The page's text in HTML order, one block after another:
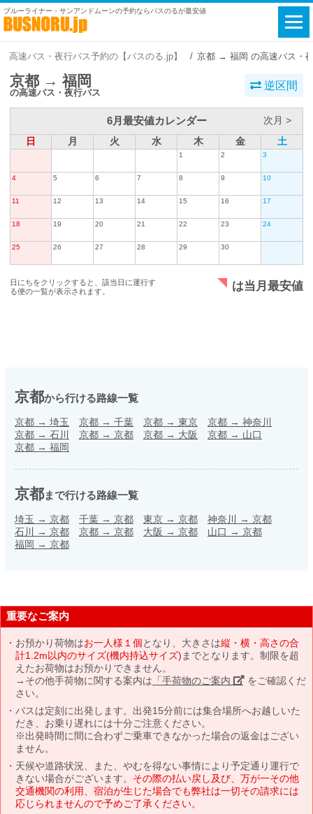
ブルーライナー・サンアンドムーンの予約ならバスのるが最安値
高速バス・夜行バス予約の【バスのる.jp】 京都 → 福岡 の高速バス・
京都 → 福岡
の高速バス・夜行バス
逆区間
6月最安値カレンダー
次月 >
日
月 火 水 木 金 土
1 2 3
4 5 6 7 8 9 10
11 12 13 14 15 16 17
18 19 20 21 22 23 24
25 26 27 28 29 30
日にちをクリックすると、該当日に運行す
る便の一覧が表示されます。
は当月最安値
京都から行ける路線一覧
京都 → 埼玉 京都 → 千葉 京都 → 東京 京都 → 神奈川
京都 → 石川 京都 → 京都 京都 → 大阪 京都 → 山口
京都 → 福岡
京都まで行ける路線一覧
埼玉 → 京都 千葉 → 京都 東京 → 京都 神奈川 → 京都
石川 → 京都 京都 → 京都 大阪 → 京都 山口 → 京都
福岡 → 京都
重要なご案内
お預かり荷物はお一人様１個となり、大きさは縦・横・高さの合
計1.2m以内のサイズ(機内持込サイズ) までとなります。制限を超
えたお荷物はお預かりできません。
→その他手荷物に関する案内は 「手荷物のご案内」 をご確認くだ
さい。
バスは定刻に出発します。出発15分前には集合場所へお越しいた
だき、お乗り遅れには十分ご注意ください。
※出発時間に間に合わずご乗車できなかった場合の返金はござい
ません。
天候や道路状況、また、やむを得ない事情により予定通り運行で
きない場合がございます。 その際の払い戻し及び、万が一その他
交通機関の利用、宿泊が生じた場合でも弊社は一切その請求には
応じられませんので予めご了承ください。